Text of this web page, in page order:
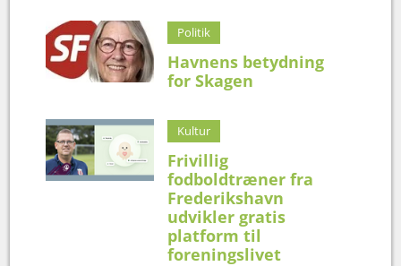
Politik
Havnens betydning
for Skagen
Kultur
Frivillig
fodboldtræner fra
Frederikshavn
udvikler gratis
platform til
foreningslivet